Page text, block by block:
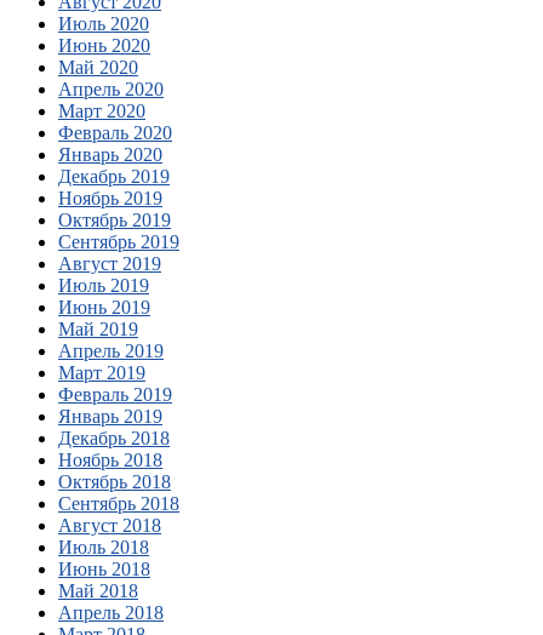
Июль 2020
Июнь 2020
Май 2020
Апрель 2020
Март 2020
Февраль 2020
Январь 2020
Декабрь 2019
Ноябрь 2019
Октябрь 2019
Сентябрь 2019
Август 2019
Июль 2019
Июнь 2019
Май 2019
Апрель 2019
Март 2019
Февраль 2019
Январь 2019
Декабрь 2018
Ноябрь 2018
Октябрь 2018
Сентябрь 2018
Август 2018
Июль 2018
Июнь 2018
Май 2018
Апрель 2018